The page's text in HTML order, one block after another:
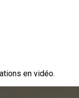
en vidéo.